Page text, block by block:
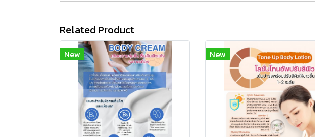
Related Product
New New